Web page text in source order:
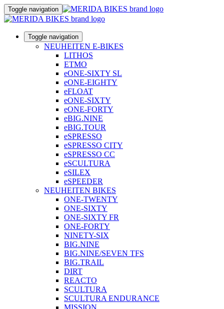
Toggle navigation
Toggle navigation
NEUHEITEN E-BIKES
LITHOS
ETMO
eONE-SIXTY SL
eONE-EIGHTY
eFLOAT
eONE-SIXTY
eONE-FORTY
eBIG.NINE
eBIG.TOUR
eSPRESSO
eSPRESSO CITY
eSPRESSO CC
eSCULTURA
eSILEX
eSPEEDER
NEUHEITEN BIKES
ONE-TWENTY
ONE-SIXTY
ONE-SIXTY FR
ONE-FORTY
NINETY-SIX
BIG.NINE
BIG.NINE/SEVEN TFS
BIG.TRAIL
DIRT
REACTO
SCULTURA
SCULTURA ENDURANCE
MISSION